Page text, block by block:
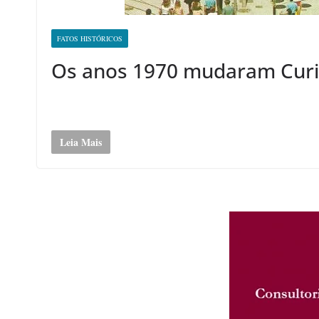
FATOS HISTÓRICOS
Os anos 1970 mudaram
Leia Mais